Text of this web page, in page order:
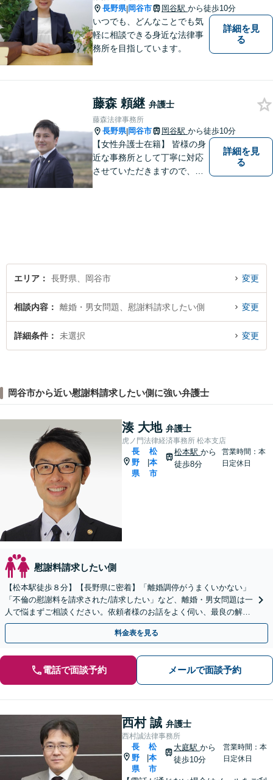
長野県|岡谷市 岡谷駅 から徒歩10分
いつでも、どんなことでも気
軽に相談できる身近な法律事
務所を目指しています。
詳細を見
る
藤森 頼継 弁護士
藤森法律事務所
長野県|岡谷市 岡谷駅 から徒歩10分
【女性弁護士在籍】 皆様の身
近な事務所として丁寧に対応
させていただきますので、お
詳細を見
る
エリア 長野県、岡谷市 変更
相談内容 離婚・男女問題、慰謝料請求したい側 変更
詳細条件 未選択 変更
岡谷市から近い慰謝料請求したい側に強い弁護士
湊 大地 弁護士
虎ノ門法律経済事務所 松本支店
長
野
県
松
本
市
松本駅から
徒歩8分
営業時間：本
日定休日
慰謝料請求したい側
【松本駅徒歩８分】【長野県に密着】「離婚調停がうまくいかない」
「不倫の慰謝料を請求された/請求したい」など、離婚・男女問題は一
人で悩まずご相談ください。依頼者様のお話をよく伺い、最良の解決
となるよう全力で取り組みます。
料金表を見る
電話で面談予約 メールで面談予約
西村 誠 弁護士
西村誠法律事務所
長
野
県
松
本
市
大庭駅 から
徒歩10分
営業時間：本
日定休日